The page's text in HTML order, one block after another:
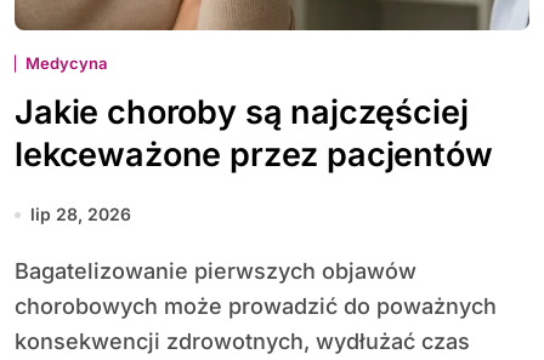
Medycyna
Jakie choroby są najczęściej
lekceważone przez pacjentów
lip 28, 2026
Bagatelizowanie pierwszych objawów
chorobowych może prowadzić do poważnych
konsekwencji zdrowotnych, wydłużać czas